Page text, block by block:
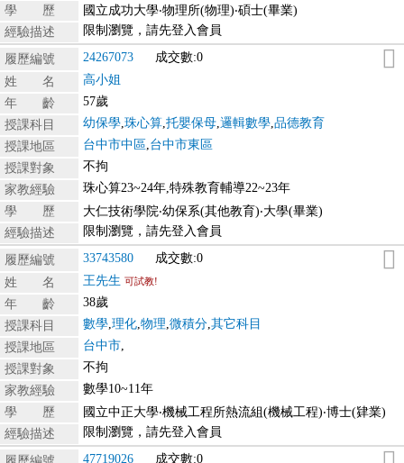
學 歷
國立成功大學‧物理所(物理)‧碩士(畢業)
經驗描述
限制瀏覽，請先登入會員
履歷編號 24267073
成交數:0
姓 名
高小姐
年 齡
57歲
授課科目
幼保學 珠心算 托嬰保母 邏輯數學 品德教育
授課地區
台中市中區 台中市東區
授課對象
不拘
家教經驗
珠心算23~24年,特殊教育輔導22~23年
學 歷
大仁技術學院‧幼保系(其他教育)‧大學(畢業)
經驗描述
限制瀏覽，請先登入會員
履歷編號 33743580
成交數:0
姓 名
王先生 可試教!
年 齡
38歲
授課科目
數學 理化 物理 微積分 其它科目
授課地區
台中市
授課對象
不拘
家教經驗
數學10~11年
學 歷
國立中正大學‧機械工程所熱流組(機械工程)‧博士(肄業)
經驗描述
限制瀏覽，請先登入會員
47719026
成交數:0